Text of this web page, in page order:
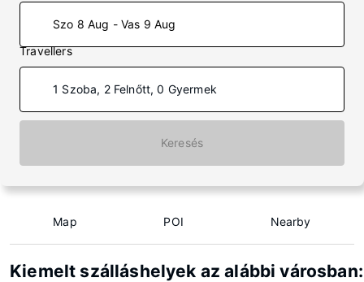
Szo 8 Aug - Vas 9 Aug
Travellers
1 Szoba, 2 Felnőtt, 0 Gyermek
Keresés
Map POI Nearby
Kiemelt szálláshelyek az alábbi